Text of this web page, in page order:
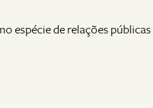
espécie de relações